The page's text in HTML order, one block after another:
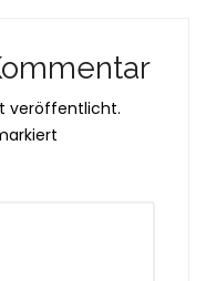
veröffentlicht.